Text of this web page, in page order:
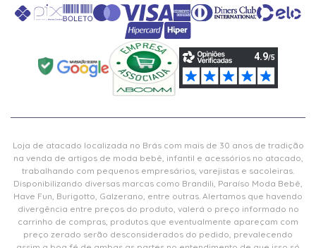
Loja de atacado localizada no Brás com mais de 30 anos de tradição
na venda de artigos de moda bebê, infantil e acessórios no atacado,
trabalhando com pequenos empresários, varejistas e sacoleiras.
Disponibilizando diversas marcas como Brandili, Paraíso Moda Bebê,
Have Fun, Burigotto, Galzerano, entre outras. Alertamos que havendo
divergência entre preços do produto, valerá o preço informado no
carrinho de compras, produtos que eventualmente apareçam com
preço zerado serão desconsiderados do pedido, prevalecendo